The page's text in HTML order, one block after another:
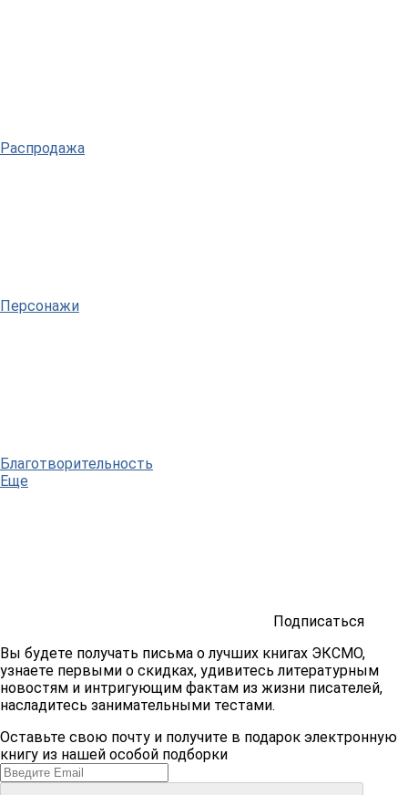
Распродажа
Персонажи
Благотворительность
Еще
Подписаться
Вы будете получать письма о лучших книгах ЭКСМО,
узнаете первыми о скидках, удивитесь литературным
новостям и интригующим фактам из жизни писателей,
насладитесь занимательными тестами.
Оставьте свою почту и получите в подарок электронную
книгу из нашей особой подборки